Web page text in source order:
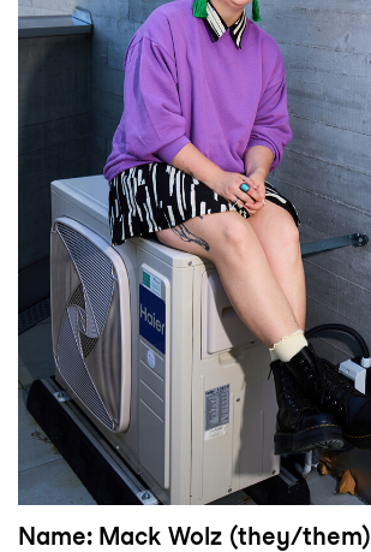
Name: Mack Wolz (they/them)